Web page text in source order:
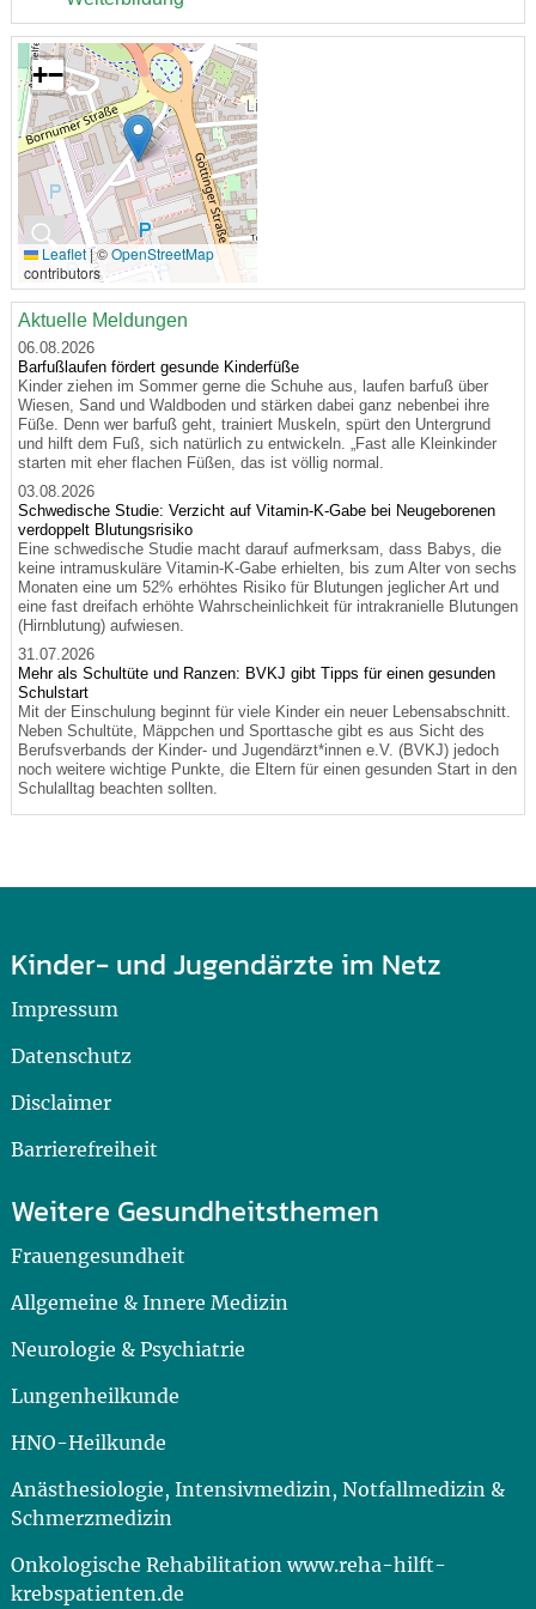
🔍
+−
Leaflet|©OpenStreetMap
contributors
Aktuelle Meldungen
06.08.2026
Barfußlaufen fördert gesunde Kinderfüße
Kinder ziehen im Sommer gerne die Schuhe aus, laufen barfuß über
Wiesen, Sand und Waldboden und stärken dabei ganz nebenbei ihre
Füße. Denn wer barfuß geht, trainiert Muskeln, spürt den Untergrund
und hilft dem Fuß, sich natürlich zu entwickeln. „Fast alle Kleinkinder
starten mit eher flachen Füßen, das ist völlig normal.
03.08.2026
Schwedische Studie: Verzicht auf Vitamin-K-Gabe bei Neugeborenen
verdoppelt Blutungsrisiko
Eine schwedische Studie macht darauf aufmerksam, dass Babys, die
keine intramuskuläre Vitamin-K-Gabe erhielten, bis zum Alter von sechs
Monaten eine um 52% erhöhtes Risiko für Blutungen jeglicher Art und
eine fast dreifach erhöhte Wahrscheinlichkeit für intrakranielle Blutungen
(Hirnblutung) aufwiesen.
31.07.2026
Mehr als Schultüte und Ranzen: BVKJ gibt Tipps für einen gesunden
Schulstart
Mit der Einschulung beginnt für viele Kinder ein neuer Lebensabschnitt.
Neben Schultüte, Mäppchen und Sporttasche gibt es aus Sicht des
Berufsverbands der Kinder- und Jugendärzt*innen e.V. (BVKJ) jedoch
noch weitere wichtige Punkte, die Eltern für einen gesunden Start in den
Schulalltag beachten sollten.
Kinder- und Jugendärzte im Netz
Impressum
Datenschutz
Disclaimer
Barrierefreiheit
Weitere Gesundheitsthemen
Frauengesundheit
Allgemeine & Innere Medizin
Neurologie & Psychiatrie
Lungenheilkunde
HNO-Heilkunde
Anästhesiologie, Intensivmedizin, Notfallmedizin &
Schmerzmedizin
Onkologische Rehabilitation www.reha-hilft-
krebspatienten.de